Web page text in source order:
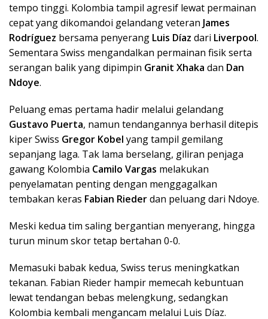
tempo tinggi. Kolombia tampil agresif lewat permainan
cepat yang dikomandoi gelandang veteran James
Rodríguez bersama penyerang Luis Díaz dari Liverpool.
Sementara Swiss mengandalkan permainan fisik serta
serangan balik yang dipimpin Granit Xhaka dan Dan
Ndoye.
Peluang emas pertama hadir melalui gelandang
Gustavo Puerta, namun tendangannya berhasil ditepis
kiper Swiss Gregor Kobel yang tampil gemilang
sepanjang laga. Tak lama berselang, giliran penjaga
gawang Kolombia Camilo Vargas melakukan
penyelamatan penting dengan menggagalkan
tembakan keras Fabian Riederdan peluang dari Ndoye.
Meski kedua tim saling bergantian menyerang, hingga
turun minum skor tetap bertahan 0-0.
Memasuki babak kedua, Swiss terus meningkatkan
tekanan. Fabian Rieder hampir memecah kebuntuan
lewat tendangan bebas melengkung, sedangkan
Kolombia kembali mengancam melalui Luis Díaz.